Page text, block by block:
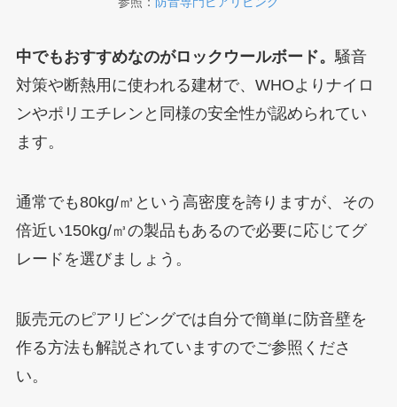
中でもおすすめなのがロックウールボード。 騒音
対策や断熱用に使われる建材で、WHOよりナイロ
ンやポリエチレンと同様の安全性が認められてい
ます。
通常でも80kg/㎥という高密度を誇りますが、その
倍近い150kg/㎥の製品もあるので必要に応じてグ
レードを選びましょう。
販売元のピアリビングでは自分で簡単に防音壁を
作る方法も解説されていますのでご参照くださ
い。